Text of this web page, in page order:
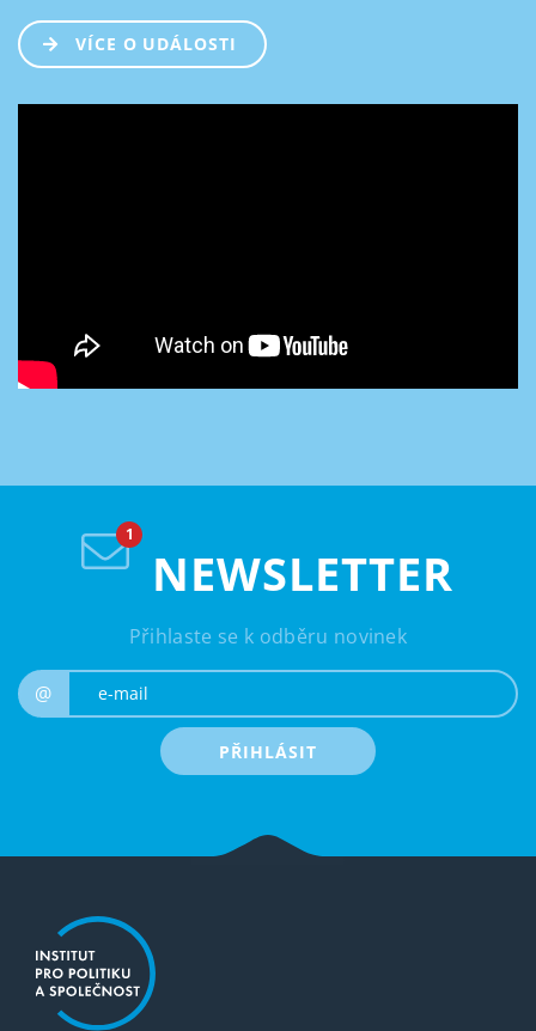
VÍCE O UDÁLOSTI
NEWSLETTER
Přihlaste se k odběru novinek
@
PŘIHLÁSIT